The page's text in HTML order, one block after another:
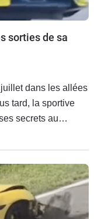
sorties de sa
dans les allées
tard, la sportive
secrets au